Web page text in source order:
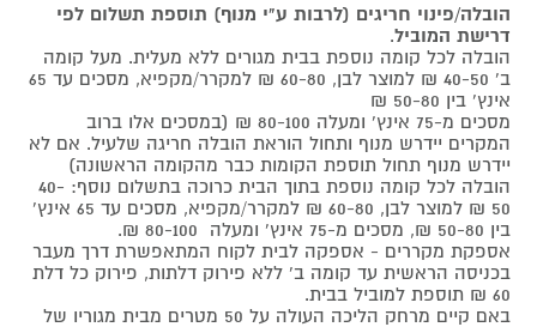
הובלה/פינוי חריגים (לרבות ע"י מנוף) תוספת תשלום לפי
דרישת המוביל.
הובלה לכל קומה נוספת בבית מגורים ללא מעלית. מעל קומה
ב' 40-50 ₪ למוצר לבן, 60-80 ₪ למקרר/מקפיא, מסכים עד 65
אינץ' בין 50-80 ₪
מסכים מ-75 אינץ' ומעלה 80-100 ₪ (במסכים אלו ברוב
המקרים יידרש מנוף ותחול הוראת הובלה חריגה שלעיל. אם לא
יידרש מנוף תחול תוספת הקומות כבר מהקומה הראשונה)
הובלה לכל קומה נוספת בתוך הבית כרוכה בתשלום נוסף: 40-
50 ₪ למוצר לבן, 60-80 ₪ למקרר/מקפיא, מסכים עד 65 אינץ'
בין 50-80 ₪, מסכים מ-75 אינץ' ומעלה 80-100 ₪.
אספקת מקררים - אספקה לבית לקוח המתאפשרת דרך מעבר
בכניסה הראשית עד קומה ב' ללא פירוק דלתות, פירוק כל דלת
60 ₪ תוספת למוביל בבית.
באם קיים מרחק הליכה העולה על 50 מטרים מבית מגוריו של